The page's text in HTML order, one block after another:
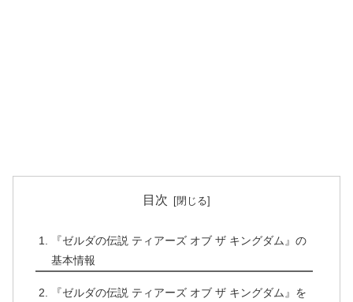
目次
『ゼルダの伝説 ティアーズ オブ ザ キングダム』の
基本情報
『ゼルダの伝説 ティアーズ オブ ザ キングダム』を